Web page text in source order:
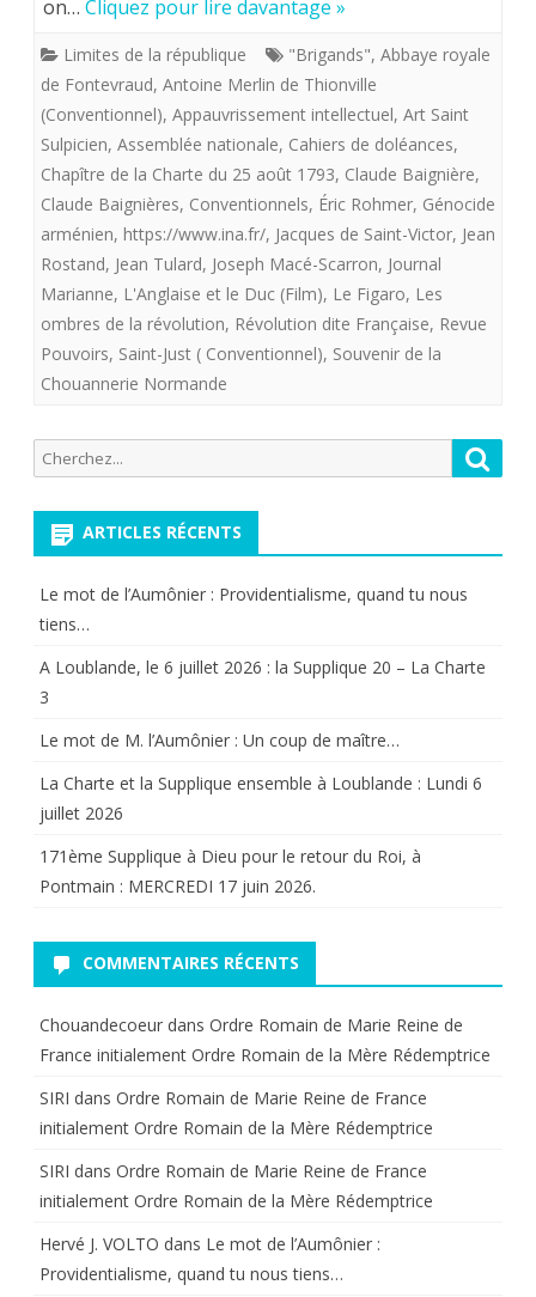
juillet
pour
la
publication
des
Ombres
de
française
on… Cliquez pour lire davantage »
Limites de la république "Brigands", Abbaye royale
de Fontevraud, Antoine Merlin de Thionville
(Conventionnel), Appauvrissement intellectuel, Art Saint
Sulpicien, Assemblée nationale, Cahiers de doléances,
Chapître de la Charte du 25 août 1793, Claude Baignière,
Claude Baignières, Conventionnels, Éric Rohmer, Génocide
arménien, https://www.ina.fr/, Jacques de Saint-Victor, Jean
Rostand, Jean Tulard, Joseph Macé-Scarron, Journal
Marianne, L'Anglaise et le Duc (Film), Le Figaro, Les
ombres de la révolution, Révolution dite Française, Revue
Pouvoirs, Saint-Just ( Conventionnel), Souvenir de la
Chouannerie Normande
Recherche
pour:
ARTICLES RÉCENTS
Le mot de l’Aumônier : Providentialisme, quand tu nous
tiens…
A Loublande, le 6 juillet 2026 : la Supplique 20 – La Charte
3
Le mot de M. l’Aumônier : Un coup de maître…
La Charte et la Supplique ensemble à Loublande : Lundi 6
juillet 2026
171ème Supplique à Dieu pour le retour du Roi, à
Pontmain : MERCREDI 17 juin 2026.
COMMENTAIRES RÉCENTS
Chouandecoeur dans Ordre Romain de Marie Reine de
France initialement Ordre Romain de la Mère Rédemptrice
SIRI dans Ordre Romain de Marie Reine de France
initialement Ordre Romain de la Mère Rédemptrice
SIRI dans Ordre Romain de Marie Reine de France
initialement Ordre Romain de la Mère Rédemptrice
Hervé J. VOLTO dans Le mot de l’Aumônier :
Providentialisme, quand tu nous tiens…